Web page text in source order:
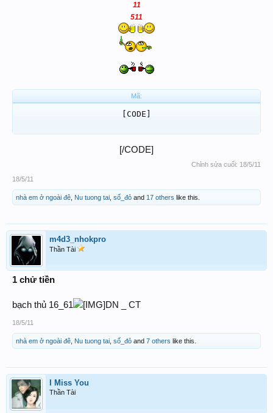
11
511
Mã:
[CODE]
[/CODE]​
Chỉnh sửa cuối: 18/5/11
18/5/11
nhà em ở ngoài đê Nu tuong tai số_đỏ and 17 others like this.
m4d3_nhokpro
Thần Tài
1 chử tiền
bạch thủ 16_61 DN _ CT
18/5/11
nhà em ở ngoài đê Nu tuong tai số_đỏ and 7 others like this.
I Miss You
Thần Tài